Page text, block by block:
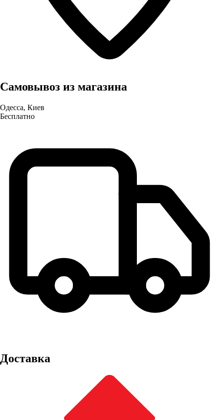
Самовывоз из магазина
Одесса, Киев
Бесплатно
Доставка